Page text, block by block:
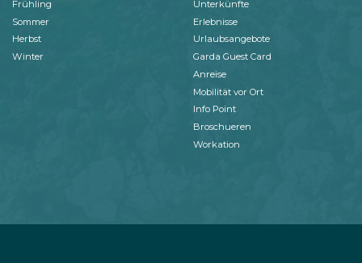
Frühling
Sommer
Herbst
Winter
Unterkünfte
Erlebnisse
Urlaubsangebote
Garda Guest Card
Anreise
Mobilität vor Ort
Info Point
Broschueren
Workation